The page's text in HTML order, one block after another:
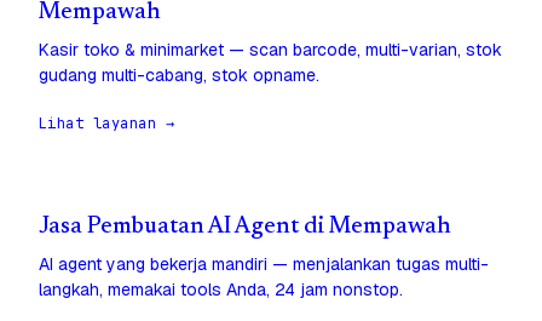
Mempawah
Kasir toko & minimarket — scan barcode, multi-varian, stok
gudang multi-cabang, stok opname.
Lihat layanan →
Jasa Pembuatan AI Agent di Mempawah
AI agent yang bekerja mandiri — menjalankan tugas multi-
langkah, memakai tools Anda, 24 jam nonstop.